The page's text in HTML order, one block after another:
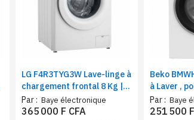
LG F4R3TYG3W Lave-linge à
chargement frontal 8 Kg |
Technologie AI DD | Moteur
inverter
Par : Baye électronique
365 000 F CFA
Beko
à Laver ,
sécurité
Par : Baye
251 500